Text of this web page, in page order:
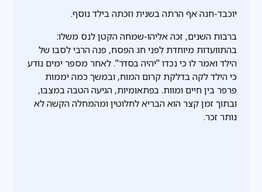
יוכבד-חנה אף הרתה בשנית וזכתה בילד נוסף.
ברבות השנים, זכה אליהו-שמחה הקטן לנס משלו:
בהתוועדות מיוחדת לפני חג הפסח, פנה הרבי לסבו של
הילד ואמר לו כי נכדו "יהיה בסדר". לאחר מספר ימים נודע
כי הילד לקה בדלקת קרום המוח, ובמשך כמה יממות
פרפר בין חיים ומוות. בפתאומיות, הגיעה הטבה במצבו,
ובתוך זמן קצר הוא הבריא לחלוטין ומהמחלה הקשה לא
נותר זכר.